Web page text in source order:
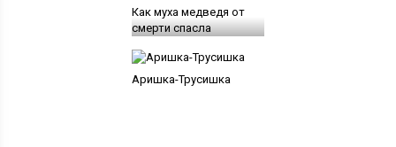
Как муха медведя от
смерти спасла
Аришка-Трусишка